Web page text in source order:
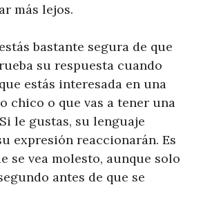
más lejos.
bastante segura de que
su respuesta cuando
estás interesada en una
chico o que vas a tener una
le gustas, su lenguaje
expresión reaccionarán. Es
se vea molesto, aunque solo
antes de que se